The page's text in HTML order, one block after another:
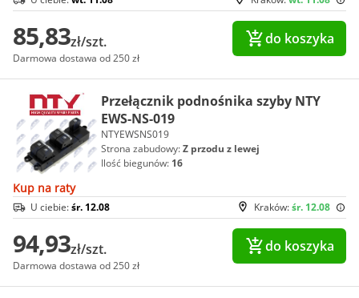
85,83zł/szt.
Darmowa dostawa od 250 zł
do koszyka
Przełącznik podnośnika szyby NTY
EWS-NS-019
NTYEWSNS019
Strona zabudowy:Z przodu z lewej
Ilość biegunów: 16
Kup na raty
Kraków:śr. 12.08
U ciebie:śr. 12.08
94,93zł/szt.
Darmowa dostawa od 250 zł
do koszyka